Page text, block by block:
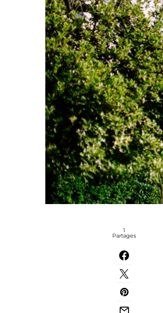
1
Partages